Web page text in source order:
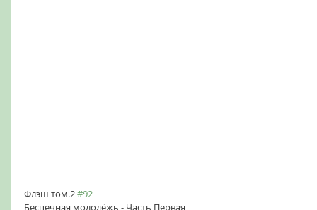
Флэш том.2 #92
Беспечная молодёжь - Часть Первая